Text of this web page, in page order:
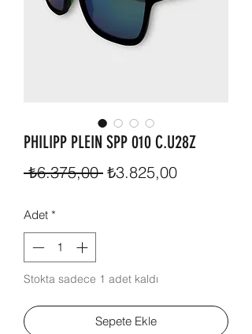
PHILIPP PLEIN SPP 010 C.U28Z
₺6.375,00 Normal
₺3.825,00İndirimli
Adet *
Stokta sadece 1 adet kaldı
Sepete Ekle